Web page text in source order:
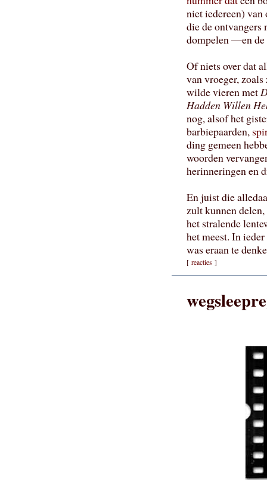
niet iedereen)
die de ontvangers
dompelen —en de
Of niets over dat
van vroeger, zoals
wilde vieren met
Hadden Willen
nog, alsof het
barbiepaarden,
ding gemeen
woorden
herinneringen en
En juist die
zult kunnen
het stralende
het meest. In
was eraan te
[ reacties ]